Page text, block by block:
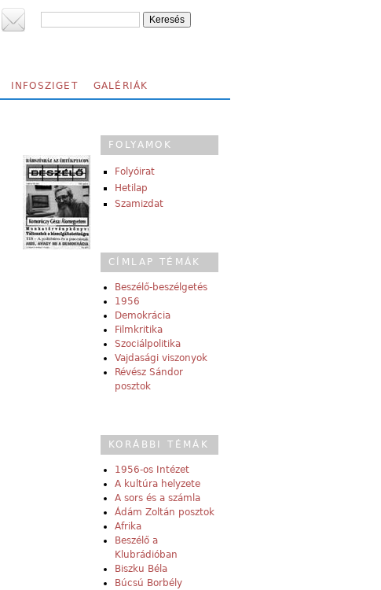
INFOSZIGET GALÉRIÁK
FOLYAMOK
Folyóirat
Hetilap
Szamizdat
CÍMLAP TÉMÁK
Beszélő-beszélgetés
1956
Demokrácia
Filmkritika
Szociálpolitika
Vajdasági viszonyok
Révész Sándor
posztok
KORÁBBI TÉMÁK
1956-os Intézet
A kultúra helyzete
A sors és a számla
Ádám Zoltán posztok
Afrika
Beszélő a
Klubrádióban
Biszku Béla
Búcsú Borbély